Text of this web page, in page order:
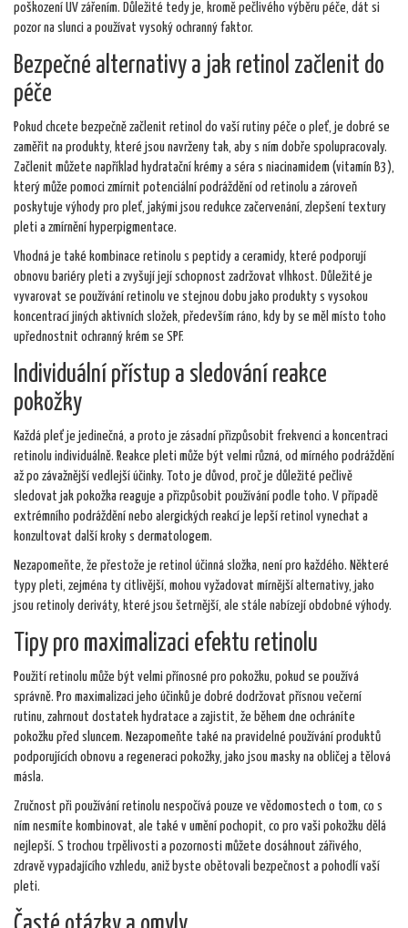
poškození UV zářením. Důležité tedy je, kromě pečlivého výběru péče, dát si
pozor na slunci a používat vysoký ochranný faktor.
Bezpečné alternativy a jak retinol začlenit do
péče
Pokud chcete bezpečně začlenit retinol do vaší rutiny péče o pleť, je dobré se
zaměřit na produkty, které jsou navrženy tak, aby s ním dobře spolupracovaly.
Začlenit můžete například hydratační krémy a séra s niacinamidem (vitamín B3),
který může pomoci zmírnit potenciální podráždění od retinolu a zároveň
poskytuje výhody pro pleť, jakými jsou redukce začervenání, zlepšení textury
pleti a zmírnění hyperpigmentace.
Vhodná je také kombinace retinolu s peptidy a ceramidy, které podporují
obnovu bariéry pleti a zvyšují její schopnost zadržovat vlhkost. Důležité je
vyvarovat se používání retinolu ve stejnou dobu jako produkty s vysokou
koncentrací jiných aktivních složek, především ráno, kdy by se měl místo toho
upřednostnit ochranný krém se SPF.
Individuální přístup a sledování reakce
pokožky
Každá pleť je jedinečná, a proto je zásadní přizpůsobit frekvenci a koncentraci
retinolu individuálně. Reakce pleti může být velmi různá, od mírného podráždění
až po závažnější vedlejší účinky. Toto je důvod, proč je důležité pečlivě
sledovat jak pokožka reaguje a přizpůsobit používání podle toho. V případě
extrémního podráždění nebo alergických reakcí je lepší retinol vynechat a
konzultovat další kroky s dermatologem.
Nezapomeňte, že přestože je retinol účinná složka, není pro každého. Některé
typy pleti, zejména ty citlivější, mohou vyžadovat mírnější alternativy, jako
jsou retinoly deriváty, které jsou šetrnější, ale stále nabízejí obdobné výhody.
Tipy pro maximalizaci efektu retinolu
Použití retinolu může být velmi přínosné pro pokožku, pokud se používá
správně. Pro maximalizaci jeho účinků je dobré dodržovat přísnou večerní
rutinu, zahrnout dostatek hydratace a zajistit, že během dne ochráníte
pokožku před sluncem. Nezapomeňte také na pravidelné používání produktů
podporujících obnovu a regeneraci pokožky, jako jsou masky na obličej a tělová
másla.
Zručnost při používání retinolu nespočívá pouze ve vědomostech o tom, co s
ním nesmíte kombinovat, ale také v umění pochopit, co pro vaši pokožku dělá
nejlepší. S trochou trpělivosti a pozornosti můžete dosáhnout zářivého,
zdravě vypadajícího vzhledu, aniž byste obětovali bezpečnost a pohodlí vaší
pleti.